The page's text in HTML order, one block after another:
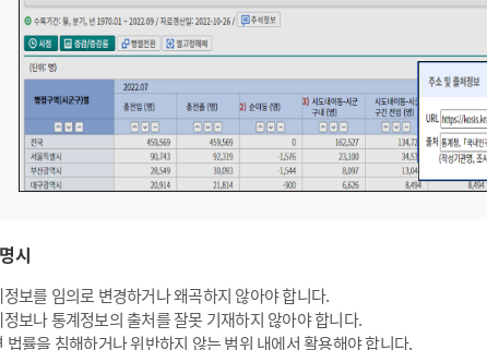
시
보를 임의로 변경하거나 왜곡하지 않아야 합니다.
보나 통계정보의 출처를 잘못 기재하지 않아야 합니다.
법률을 침해하거나 위반하지 않는 범위 내에서 활용해야 합니다.